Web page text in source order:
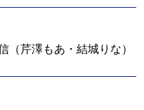
（芹澤もあ・結城りな）